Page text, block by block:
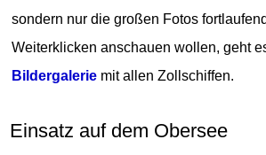
sondern nur die großen Fotos
Weiterklicken anschauen wollen, geht
Bildergalerie mit allen Zollschiffen.
Einsatz auf dem Obersee